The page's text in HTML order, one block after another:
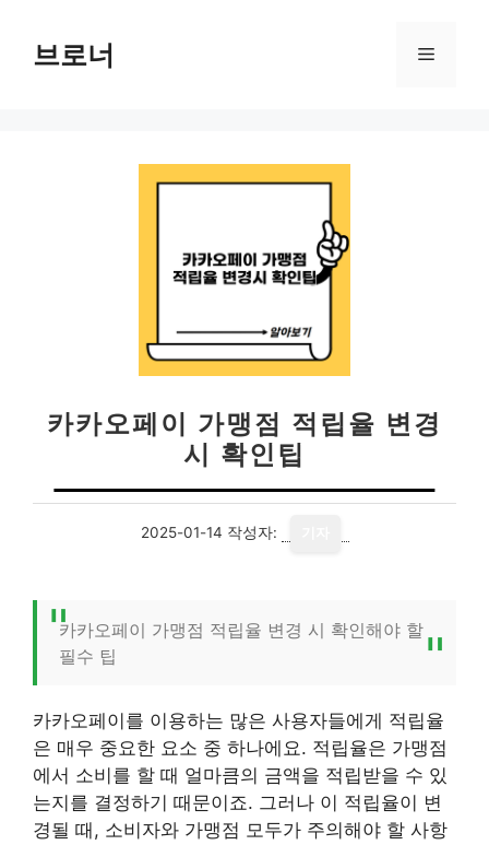
브로너 메
카카오페이 가맹점 적립율 변경
시 확인팁
2025-01-14 작성자:
카카오페이 가맹점 적립율 변경 시 확인해야 할
필수 팁
카카오페이를 이용하는 많은 사용자들에게 적립율
은 매우 중요한 요소 중 하나에요. 적립율은 가맹점
에서 소비를 할 때 얼마큼의 금액을 적립받을 수 있
는지를 결정하기 때문이죠. 그러나 이 적립율이 변
경될 때, 소비자와 가맹점 모두가 주의해야 할 사항